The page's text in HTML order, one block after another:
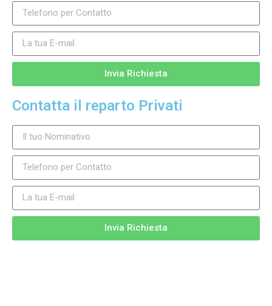
Invia Richiesta
Contatta il reparto Privati
Invia Richiesta